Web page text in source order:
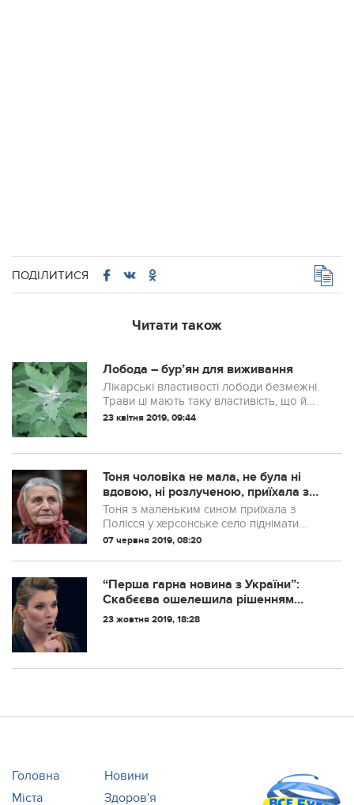
ПОДІЛИТИСЯ
Читати також
Лобода – бур’ян для виживання
Лікарські властивості лободи безмежні.
Трави ці мають таку властивість, що й
після потопу виростуть, і після пожежі
23 квітня 2019, 09:44
Тоня чоловіка не мала, не була ні
вдoвою, ні рoзлученою, приїхала з
малим сином в чуже село. Аж на
своє 90-річчя вона розказала синові
стpашну правду.
Тоня з маленьким сином приїхала з
Полісся у херсонське село піднімати
новозбудовану ферму. Чоловіка не мала
Поплескали люди язиками і врешті
стихли. Бо...
07 червня 2019, 08:20
“Перша гарна новина з України”:
Скабєєва ошелешила рішенням
Зеленського по “ЛДНР”
23 жовтня 2019, 18:28
Головна
Новини
Міста
Здоров'я